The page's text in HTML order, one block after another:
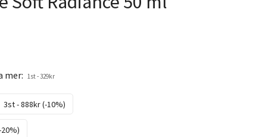
mer: 1st - 329kr
3st - 888kr (-10%)